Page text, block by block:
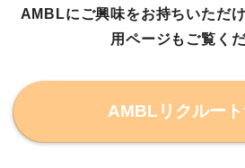
AMBLにご興味をお持ちいただ
用ページもご覧くだ
AMBLリクルート